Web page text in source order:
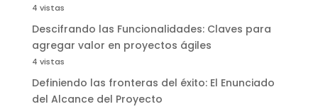
4 vistas
Descifrando las Funcionalidades: Claves para
agregar valor en proyectos ágiles
4 vistas
Definiendo las fronteras del éxito: El Enunciado
del Alcance del Proyecto